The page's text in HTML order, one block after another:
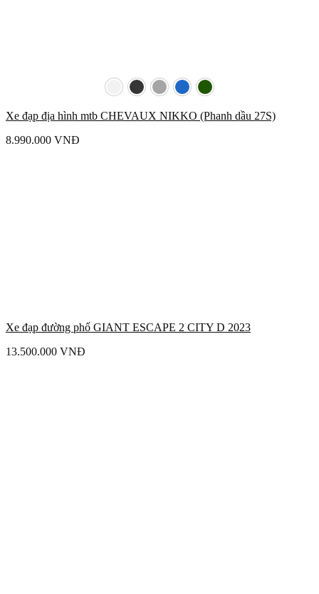
Xe đạp địa hình mtb CHEVAUX NIKKO (Phanh dầu 27S)
8.990.000 VNĐ
Xe đạp đường phố GIANT ESCAPE 2 CITY D 2023
13.500.000 VNĐ